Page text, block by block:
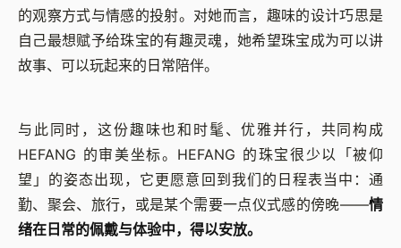
的观察方式与情感的投射。对她而言，趣味的设计巧思是
自己最想赋予给珠宝的有趣灵魂，她希望珠宝成为可以讲
故事、可以玩起来的日常陪伴。
与此同时，这份趣味也和时髦、优雅并行，共同构成
HEFANG 的审美坐标。HEFANG 的珠宝很少以「被仰
望」的姿态出现，它更愿意回到我们的日程表当中：通
勤、聚会、旅行，或是某个需要一点仪式感的傍晚——情
绪在日常的佩戴与体验中，得以安放。